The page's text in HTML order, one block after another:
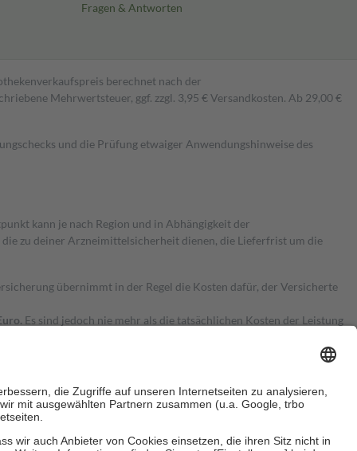
Fragen & Antworten
berechnet nach der
Mehrwertsteuer, ggf. zzgl. 3,95 € Versandkosten. Ab 29,00 €
und die Prüfung etwaiger Anwendungshinweise des
kann je nach Region und in Abhängigkeit der
zu deiner Arzneimittelsicherheit dienen, die Lieferfrist um die
übernimmt in der Regel die Kosten dafür, der Versicherte
Es sind jedoch nie mehr als die tatsächlichen Kosten der Leistung
Zuzahlungen an bei: